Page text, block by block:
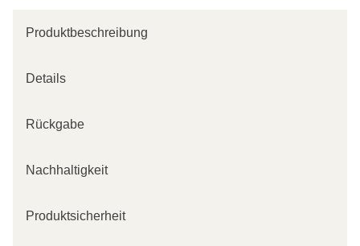
Produktbeschreibung
Details
Rückgabe
Nachhaltigkeit
Produktsicherheit